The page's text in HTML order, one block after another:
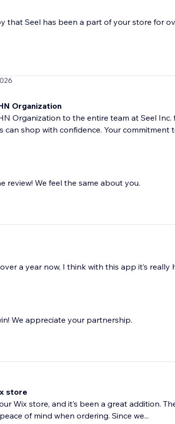
that Seel has been a part of your store for
Organization
Organization to the entire team at Seel
can shop with confidence. Your commitment
review! We feel the same about you.
a year now, I think with this app it’s
We appreciate your partnership.
store
Wix store, and it’s been a great addition.
of mind when ordering. Since we...